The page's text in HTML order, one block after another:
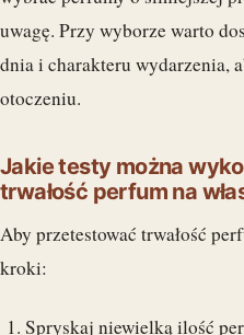
uwagę. Przy wyborze warto
dnia i charakteru wydarzenia,
otoczeniu.
Jakie testy można
trwałość perfum na
Aby przetestować trwałość
kroki:
Spryskaj niewielką ilość